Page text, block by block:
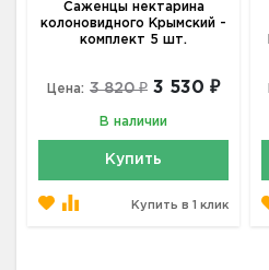
Саженцы нектарина
колоновидного Крымский -
комплект 5 шт.
Цена: 3 820 ₽ 3 530 ₽
В наличии
Купить
Купить в 1 клик